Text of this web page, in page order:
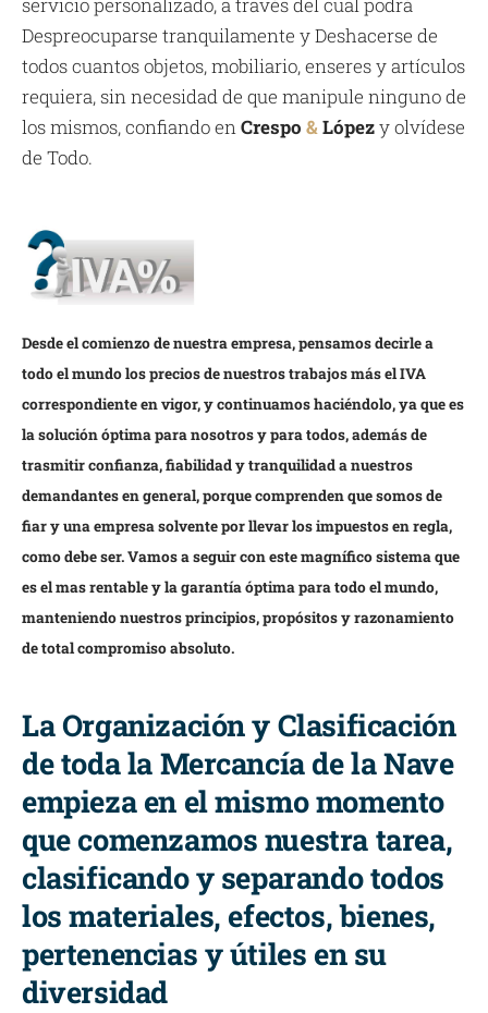
servicio personalizado, a través del cual podrá
Despreocuparse tranquilamente y Deshacerse de
todos cuantos objetos, mobiliario, enseres y artículos
requiera, sin necesidad de que manipule ninguno de
los mismos, confiando enCrespo &Lópezy olvídese
de Todo.
Desde el comienzo de nuestra empresa, pensamos decirle a
todo el mundo los precios de nuestros trabajos más el IVA
correspondiente en vigor, y continuamos haciéndolo, ya que es
la solución óptima para nosotros y para todos, además de
trasmitir confianza, fiabilidad y tranquilidad a nuestros
demandantes en general, porque comprenden que somos de
fiar y una empresa solvente por llevar los impuestos en regla,
como debe ser. Vamos a seguir con este magnífico sistema que
es el mas rentable y la garantía óptima para todo el mundo,
manteniendo nuestros principios, propósitos y razonamiento
de total compromiso absoluto.
La Organización y Clasificación
de toda la Mercancía de la Nave
empieza en el mismo momento
que comenzamos nuestra tarea,
clasificando y separando todos
los materiales, efectos, bienes,
pertenencias y útiles en su
diversidad